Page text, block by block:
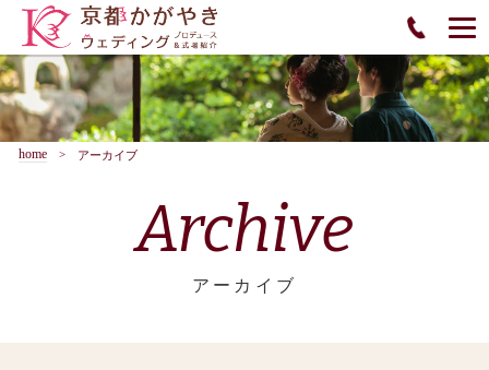
home アーカイブ
Archive
アーカイブ